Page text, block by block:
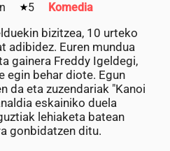
5 Komedia
bizitzea, 10 urteko
adibidez. Euren mundua
gainera Freddy Igeldegi,
egin behar diote. Egun
da eta zuzendariak "Kanoi
eskainiko duela
lehiaketa batean
gonbidatzen ditu.